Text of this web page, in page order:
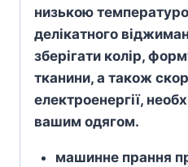
низькою
делікатного
зберігати колір,
тканини, а також
електроенергії,
вашим одягом.
машинне прання